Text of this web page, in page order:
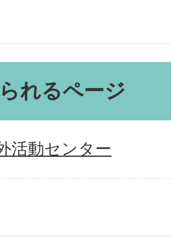
れるページ
活動センター